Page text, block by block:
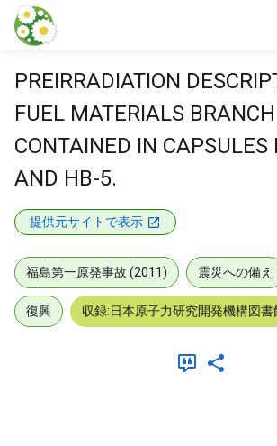
本文に飛ぶ
PREIRRADIATION
FUEL MATERIALS
CONTAINED IN CAPSULES
AND HB-5.
提供元サイトで表示
福島第一原発事故 (2011) 震災への備え
復興 収録:日本原子力研究開発機構図書